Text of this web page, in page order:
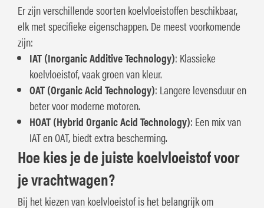
Er zijn verschillende soorten koelvloeistoffen beschikbaar,
elk met specifieke eigenschappen. De meest voorkomende
zijn:
IAT (Inorganic Additive Technology): Klassieke
koelvloeistof, vaak groen van kleur.
OAT (Organic Acid Technology): Langere levensduur en
beter voor moderne motoren.
HOAT (Hybrid Organic Acid Technology): Een mix van
IAT en OAT, biedt extra bescherming.
Hoe kies je de juiste koelvloeistof voor
je vrachtwagen?
Bij het kiezen van koelvloeistof is het belangrijk om